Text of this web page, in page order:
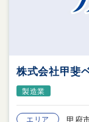
株式会社甲斐
製造業
エリア 甲府